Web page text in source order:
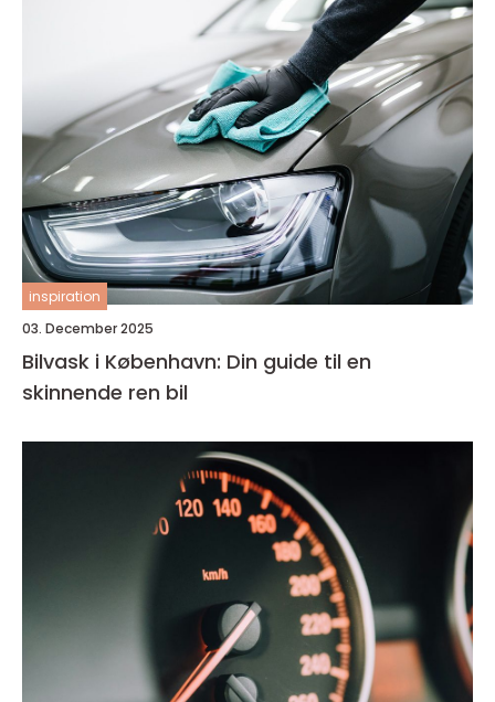
inspiration
03. December 2025
Bilvask i København: Din guide til en
skinnende ren bil